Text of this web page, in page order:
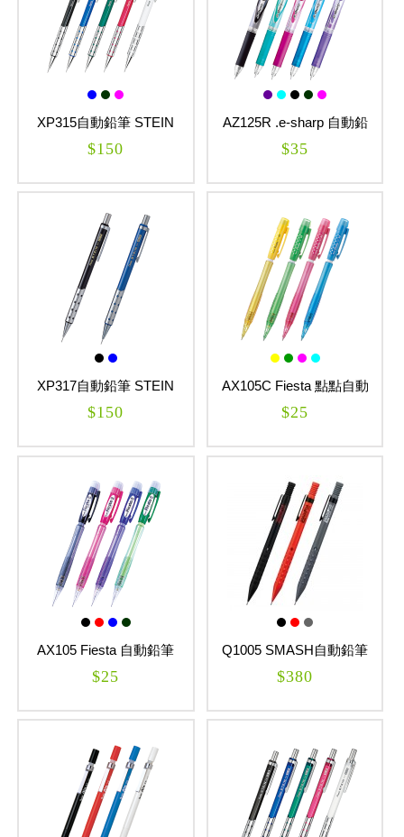
XP315自動鉛筆 STEIN
$150
AZ125R .e-sharp 自動鉛
筆
$35
XP317自動鉛筆 STEIN
$150
AX105C Fiesta 點點自動
鉛筆
$25
AX105 Fiesta 自動鉛筆
$25
Q1005 SMASH自動鉛筆
$380